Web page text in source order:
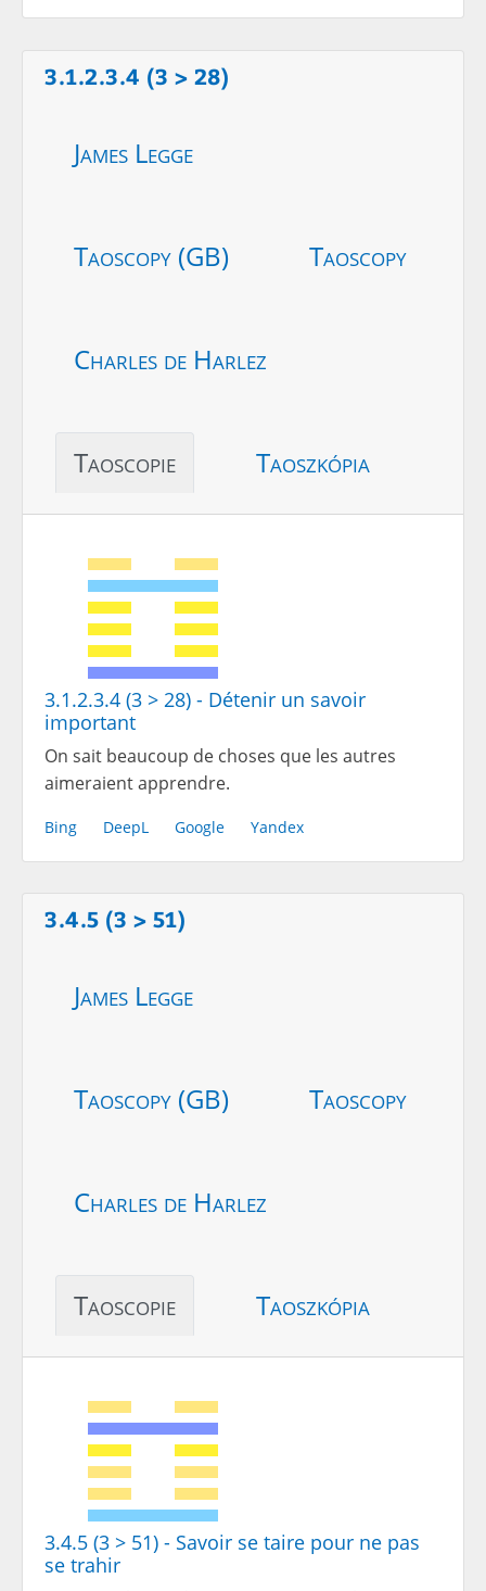
3.1.2.3.4 (3 > 28)
James Legge
Taoscopy (GB) Taoscopy
Charles de Harlez
Taoscopie Taoszkópia
3.1.2.3.4 (3 > 28) - Détenir un savoir
important
On sait beaucoup de choses que les autres
aimeraient apprendre.
Bing DeepL Google Yandex
3.4.5 (3 > 51)
James Legge
Taoscopy (GB) Taoscopy
Charles de Harlez
Taoscopie Taoszkópia
3.4.5 (3 > 51) - Savoir se taire pour ne pas
se trahir